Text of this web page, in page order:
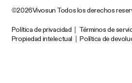
©2026Vivosun Todos los derechos
Política de privacidad Términos de
Propiedad intelectual
Política de